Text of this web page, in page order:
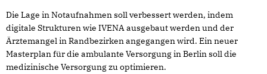
Die Lage in Notaufnahmen soll verbessert werden, indem
digitale Strukturen wie IVENA ausgebaut werden und der
Ärztemangel in Randbezirken angegangen wird. Ein neuer
Masterplan für die ambulante Versorgung in Berlin soll die
medizinische Versorgung zu optimieren.